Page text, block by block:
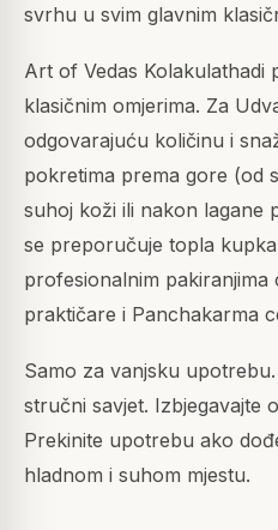
svrhu u svim glavnim
Art of Vedas Kolakulathadi
klasičnim omjerima. Za
odgovarajuću količinu i
pokretima prema gore (od
suhoj koži ili nakon lagane
se preporučuje topla
profesionalnim pakiranjima
praktičare i Panchakarma
Samo za vanjsku
stručni savjet. Izbjegavajte
Prekinite upotrebu ako
hladnom i suhom mjestu.